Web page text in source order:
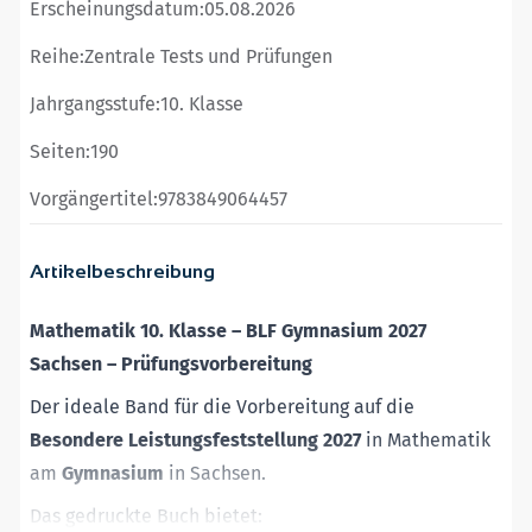
Artikelbeschreibung
Mathematik 10. Klasse – BLF Gymnasium 2027
Sachsen – Prüfungsvorbereitung
Der ideale Band für die Vorbereitung auf die
Besondere Leistungsfeststellung 2027 in Mathematik
am Gymnasium in Sachsen.
Das gedruckte Buch bietet:
Erscheinungsdatum:05.08.2026
Reihe:Zentrale Tests und Prüfungen
Jahrgangsstufe:10. Klasse
Seiten:190
Vorgängertitel:9783849064457